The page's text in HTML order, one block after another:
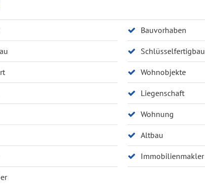
Bauvorhaben
Schlüsselfertigbau
Wohnobjekte
Liegenschaft
Wohnung
Altbau
Immobilienmakler